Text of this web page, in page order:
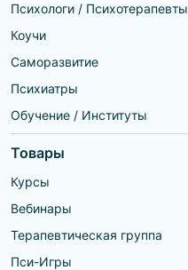
Психологи / Психотерапевты
Коучи
Саморазвитие
Психиатры
Обучение / Институты
Товары
Курсы
Вебинары
Терапевтическая группа
Пси-Игры